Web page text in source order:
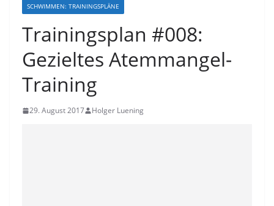
SCHWIMMEN: TRAININGSPLÄNE
Trainingsplan #008:
Gezieltes Atemmangel-
Training
29. August 2017 Holger Luening